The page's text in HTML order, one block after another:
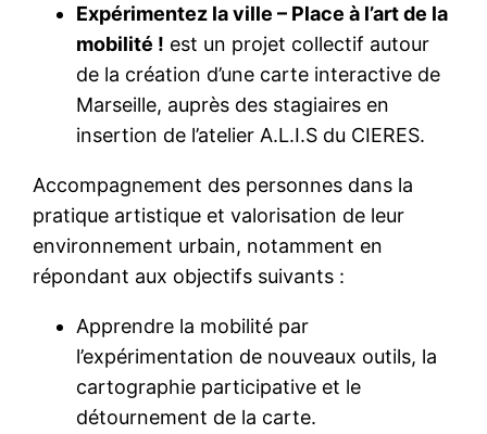
Expérimentez la ville – Place à l’art de la
mobilité ! est un projet collectif autour
de la création d’une carte interactive de
Marseille, auprès des stagiaires en
insertion de l’atelier A.L.I.S du CIERES.
Accompagnement des personnes dans la
pratique artistique et valorisation de leur
environnement urbain, notamment en
répondant aux objectifs suivants :
Apprendre la mobilité par
l’expérimentation de nouveaux outils, la
cartographie participative et le
détournement de la carte.